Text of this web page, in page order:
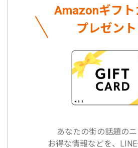
Amazonギフト
プレゼント
あなたの街の話題の
お得な情報などを、